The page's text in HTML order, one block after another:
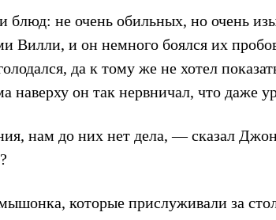
блюд: не очень обильных, но очень
Вилли, и он немного боялся их
да к тому же не хотел
наверху он так нервничал, что даже
нам до них нет дела, — сказал
которые прислуживали за